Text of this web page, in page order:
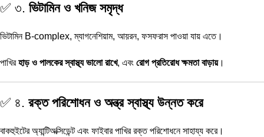
✅ ৩. ভিটামিন ও খনিজ সমৃদ্ধ
ভিটামিন B-complex, ম্যাগনেশিয়াম, আয়রন, ফসফরাস পাওয়া যায় এতে।
পাখিরহাড় ও পালকের স্বাস্থ্য ভালো রাখে, এবং রোগ প্রতিরোধ ক্ষমতা বাড়ায়।
✅ ৪. রক্ত পরিশোধন ও অন্ত্র স্বাস্থ্য উন্নত করে
বাকহুইটের অ্যান্টিঅক্সিডেন্ট এবং ফাইবার পাখির রক্ত পরিশোধনে সাহায্য করে।